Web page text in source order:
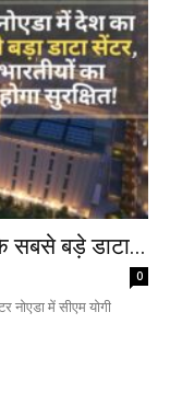
सबसे बड़े डाटा...
0
नोएडा में सीएम योगी